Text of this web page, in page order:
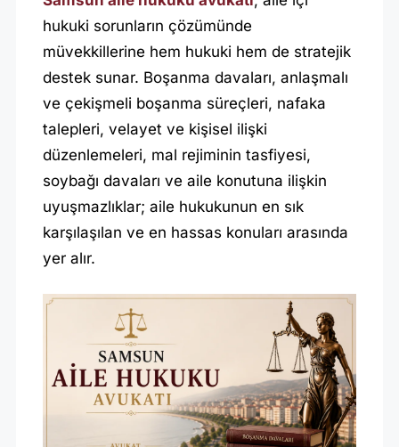
K
U
K
U
A
V
U
K
A
T
I
Y
hukuki sorunların çözümünde
müvekkillerine hem hukuki hem de stratejik
destek sunar. Boşanma davaları, anlaşmalı
ve çekişmeli boşanma süreçleri, nafaka
talepleri, velayet ve kişisel ilişki
düzenlemeleri, mal rejiminin tasfiyesi,
soybağı davaları ve aile konutuna ilişkin
uyuşmazlıklar; aile hukukunun en sık
karşılaşılan ve en hassas konuları arasında
yer alır.